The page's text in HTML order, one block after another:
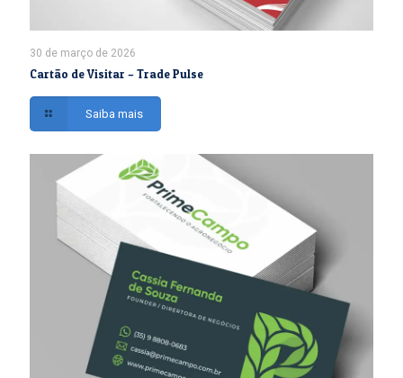
30 de março de 2026
Cartão de Visitar – Trade Pulse
Saiba mais